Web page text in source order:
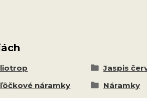
Jaspis
náramky Náramky